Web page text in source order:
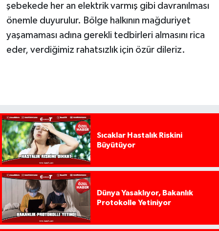
şebekede her an elektrik varmış gibi davranılması
önemle duyurulur. Bölge halkının mağduriyet
yaşamaması adına gerekli tedbirleri almasını rica
eder, verdiğimiz rahatsızlık için özür dileriz.
Sıcaklar Hastalık Riskini
Büyütüyor
Dünya Yasaklıyor, Bakanlık
Protokolle Yetiniyor